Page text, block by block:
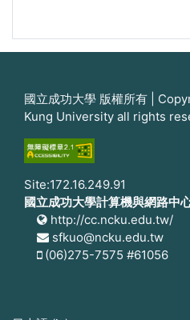
國立成功大學 版權所有 |
Kung University all rights
Site:172.16.249.91
國立成功大學計算機與網路中
http://cc.ncku.edu.tw/
sfkuo@ncku.edu.tw
(06)275-7575 #61056